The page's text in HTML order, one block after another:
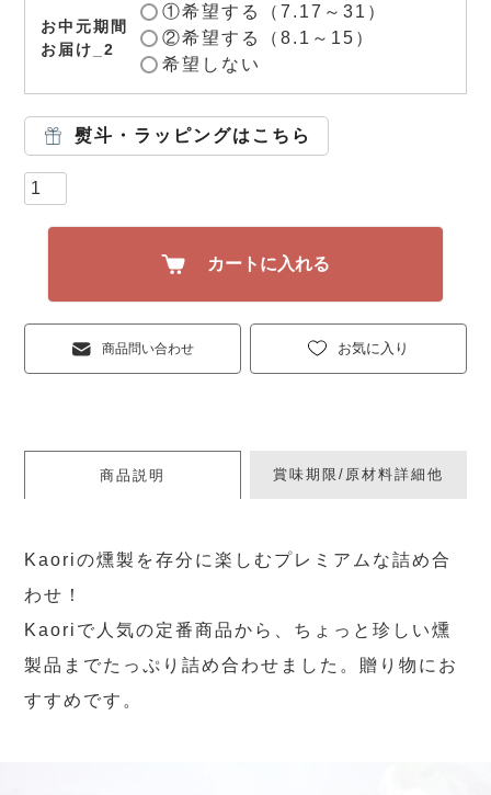
お中元期間
お届け_2
①希望する（7.17～31）
②希望する（8.1～15）
希望しない
熨斗・ラッピングはこちら
お気に入り
カートに入れる
商品問い合わせ
商品説明 賞味期限/原材料詳細他
Kaoriの燻製を存分に楽しむプレミアムな詰め合
わせ！
Kaoriで人気の定番商品から、ちょっと珍しい燻
製品までたっぷり詰め合わせました。贈り物にお
すすめです。